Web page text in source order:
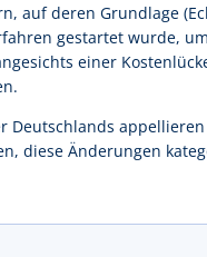
auf deren Grundlage
gestartet wurde,
einer
Deutschlands
diese Änderungen